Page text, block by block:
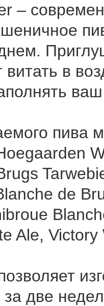
–
витать в
пива
de
Ale,
за две